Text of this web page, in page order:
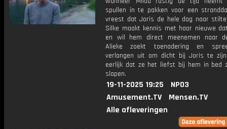
spullen in te pakken voor een
vreest dat Joris de hele dag naar
Silke maakt kennis met haar nieuwe
en wil hem direct meenemen naar
Alieke zoekt toenadering en
verlangen uit om dicht bij Joris te
eerlijk dat ze het liefst bij hem in bed
slapen.
19-11-2025 19:25
NPO3
Amusement.TV
Mensen.TV
Alle afleveringen